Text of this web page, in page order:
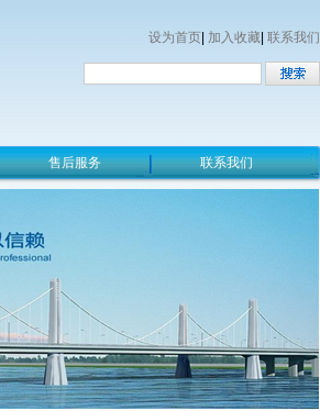
设为首页 加入收藏 联系我们
售后服务 联系我们